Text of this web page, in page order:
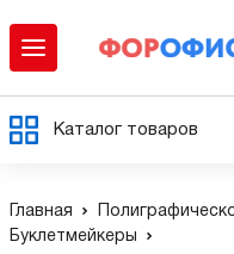
Каталог товаров
Главная
Буклетмейкеры